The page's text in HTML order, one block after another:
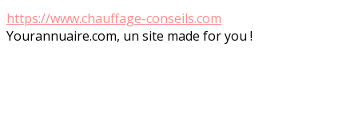
https://www.chauffage-conseils.com
Yourannuaire.com, un site made for you !